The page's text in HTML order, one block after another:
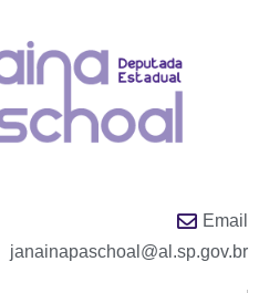
Email
janainapaschoal@al.sp.gov.br